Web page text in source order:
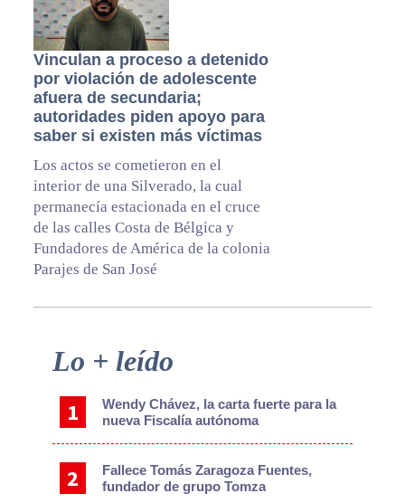
Vinculan a proceso a detenido
por violación de adolescente
afuera de secundaria;
autoridades piden apoyo para
saber si existen más víctimas
Los actos se cometieron en el
interior de una Silverado, la cual
permanecía estacionada en el cruce
de las calles Costa de Bélgica y
Fundadores de América de la colonia
Parajes de San José
Primary
Lo + leído
Wendy Chávez, la carta fuerte para la
nueva Fiscalía autónoma
Fallece Tomás Zaragoza Fuentes,
fundador de grupo Tomza